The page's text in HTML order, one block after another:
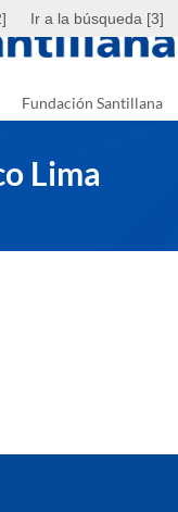
Ir a la búsqueda [3]
Fundación Santillana
Lima